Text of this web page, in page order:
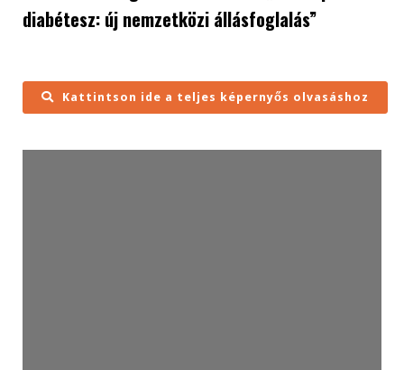
diabétesz: új nemzetközi állásfoglalás”
Kattintson ide a teljes képernyős olvasáshoz